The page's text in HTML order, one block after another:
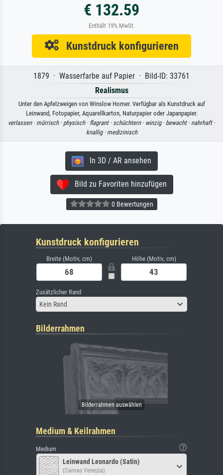
€ 132.59
Enthält 19% MwSt.
Kunstdruck konfigurieren
1879 · Wasserfarbe auf Papier · Bild-ID: 33761
Realismus
Unter den Apfelzweigen von Winslow Homer. Verfügbar als Kunstdruck auf
Leinwand, Fotopapier, Aquarellkarton, Naturpapier oder Japanpapier.
verlassen · mürrisch · physisch · flagrant · schüchtern · winzig · bewacht · nahrhaft ·
knallig · medizinisch
In 3D / AR ansehen
Bild zu Favoriten hinzufügen
0 Bewertungen
Kunstdruck konfigurieren
Breite (Motiv, cm) Höhe (Motiv, cm)
Zusätzlicher Rand
Kein Rand
Bilderrahmen
Medium & Keilrahmen
Medium
Leinwand Leonardo (Satin)
(Canvas Venezia)